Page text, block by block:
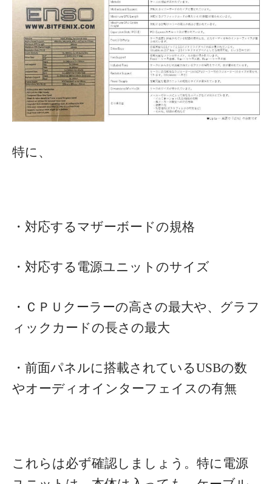
特に、
・対応するマザーボードの規格
・対応する電源ユニットのサイズ
・ＣＰＵクーラーの高さの最大や、グラフ
ィックカードの長さの最大
・前面パネルに搭載されているUSBの数
やオーディオインターフェイスの有無
これらは必ず確認しましょう。特に電源